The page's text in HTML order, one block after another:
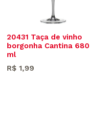
20431 Taça de vinho
borgonha Cantina 680
ml
Preço
R$ 1,99